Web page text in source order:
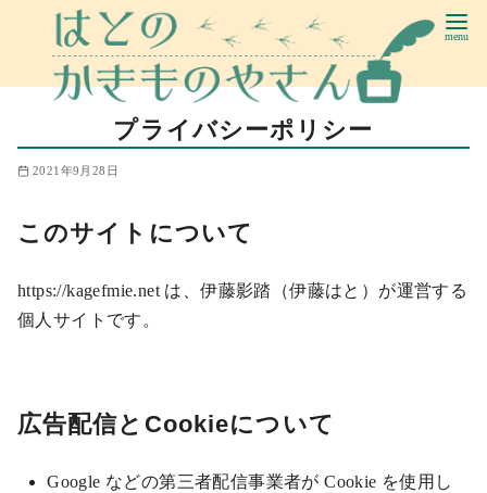
プライバシーポリシー
2021年9月28日
このサイトについて
https://kagefmie.net は、伊藤影踏（伊藤はと）が運営する
個人サイトです。
広告配信とCookieについて
Google などの第三者配信事業者が Cookie を使用し